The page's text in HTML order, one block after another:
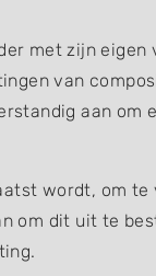
met zijn
van
aan
wordt, om
om dit uit te